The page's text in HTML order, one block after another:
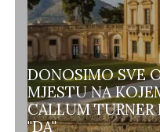
DONOSIMO SVE
MJESTU NA
CALLUM TURNER
"DA"